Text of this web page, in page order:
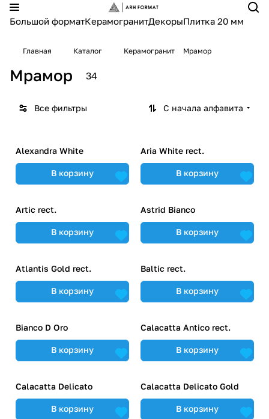
Большой форматКерамогранитДекорыПлитка 20 мм
Главная Каталог Керамогранит Мрамор
Мрамор 34
Все фильтры С начала алфавита
Alexandra White
В корзину
Aria White rect.
В корзину
Artic rect.
В корзину
Astrid Bianco
В корзину
Atlantis Gold rect.
В корзину
Baltic rect.
В корзину
Bianco D Oro
В корзину
Calacatta Antico rect.
В корзину
Calacatta Delicato
В корзину
Calacatta Delicato Gold
В корзину